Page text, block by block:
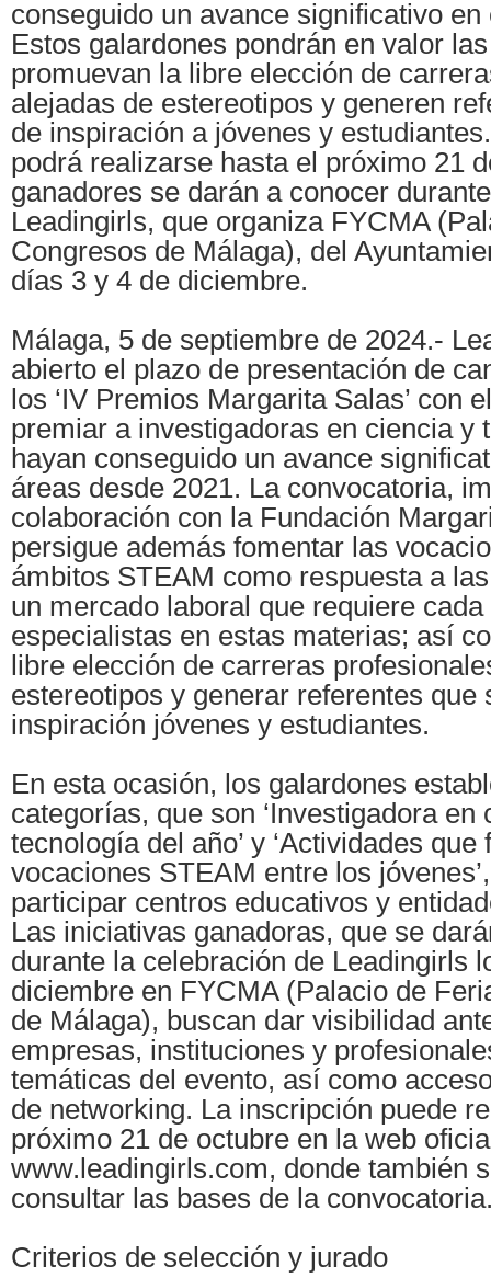
conseguido un avance significativo en
Estos galardones pondrán en valor
promuevan la libre elección de
alejadas de estereotipos y generen
de inspiración a jóvenes y
podrá realizarse hasta el próximo 21
ganadores se darán a conocer
Leadingirls, que organiza FYCMA
Congresos de Málaga), del
días 3 y 4 de diciembre.
Málaga, 5 de septiembre de 2024.-
abierto el plazo de presentación de
los ‘IV Premios Margarita Salas’ con
premiar a investigadoras en ciencia y
hayan conseguido un avance
áreas desde 2021. La convocatoria,
colaboración con la Fundación
persigue además fomentar las
ámbitos STEAM como respuesta a
un mercado laboral que requiere
especialistas en estas materias; así
libre elección de carreras
estereotipos y generar referentes que
inspiración jóvenes y estudiantes.
En esta ocasión, los galardones
categorías, que son ‘Investigadora en
tecnología del año’ y ‘Actividades que
vocaciones STEAM entre los
participar centros educativos y
Las iniciativas ganadoras, que se
durante la celebración de Leadingirls
diciembre en FYCMA (Palacio de
de Málaga), buscan dar visibilidad
empresas, instituciones y
temáticas del evento, así como
de networking. La inscripción puede
próximo 21 de octubre en la web
www.leadingirls.com, donde también
consultar las bases de la
Criterios de selección y jurado